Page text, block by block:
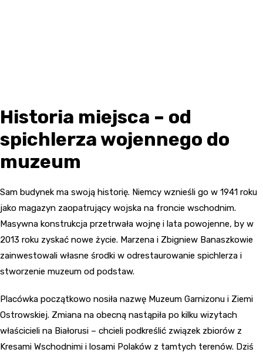
Historia miejsca – od
spichlerza wojennego do
muzeum
Sam budynek ma swoją historię. Niemcy wznieśli go w 1941 roku
jako magazyn zaopatrujący wojska na froncie wschodnim.
Masywna konstrukcja przetrwała wojnę i lata powojenne, by w
2013 roku zyskać nowe życie. Marzena i Zbigniew Banaszkowie
zainwestowali własne środki w odrestaurowanie spichlerza i
stworzenie muzeum od podstaw.
Placówka początkowo nosiła nazwę Muzeum Garnizonu i Ziemi
Ostrowskiej. Zmiana na obecną nastąpiła po kilku wizytach
właścicieli na Białorusi – chcieli podkreślić związek zbiorów z
Kresami Wschodnimi i losami Polaków z tamtych terenów. Dziś